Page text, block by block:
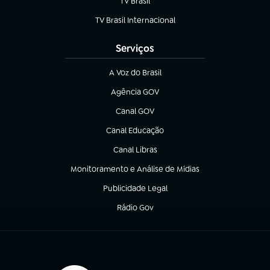
(abre em nova aba)
TV Brasil Internacional
(abre em nova aba)
Serviços
A Voz do Brasil
(abre em nova aba)
Agência GOV
(abre em nova aba)
Canal GOV
(abre em nova aba)
Canal Educação
(abre em nova aba)
Canal Libras
(abre em nova aba)
Monitoramento e Análise de Mídias
(abre em nova aba)
Publicidade Legal
(abre em nova aba)
Rádio Gov
(abre em nova aba)